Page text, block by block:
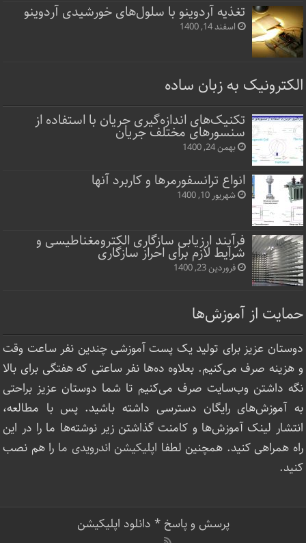
تغذیه آردوینو با سلول‌های خورشیدی آردوینو
اسفند 14, 1400
الکترونیک به زبان ساده
تکنیک‌های اندازه‌گیری جریان با استفاده از
سنسورهای مختلف جریان
بهمن 24, 1400
انواع ترانسفورمرها و کاربرد آنها
شهریور 10, 1400
فرآیند ارزیابی سازگاری الکترومغناطیسی و
شرایط لازم برای احراز سازگاری
فروردین 23, 1400
حمایت از آموزش‌ها
دوستان عزیز برای تولید یک پست آموزشی چندین نفر ساعت‌ وقت
و هزینه صرف می‌کنیم. بعلاوه ده‌ها نفر ساعتی که هفتگی برای بالا
نگه داشتن وب‌سایت صرف ‌می‌کنیم تا شما دوستان عزیز براحتی
به آموزش‌های رایگان دسترسی داشته باشید. پس با مطالعه،
انتشار لینک‌ آموزش‌ها و کامنت گذاشتن زیر نوشته‌‌ها ما را در این
راه همراهی کنید. همچنین لطفا اپلیکیشن اندرویدی ما را هم نصب
کنید.
پرسش و پاسخ* دانلود اپلیکیشن